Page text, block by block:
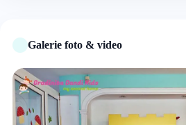
Galerie foto & video